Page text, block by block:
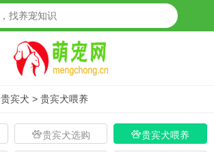
贵宾犬 > 贵宾犬喂养
贵宾犬选购 贵宾犬喂养